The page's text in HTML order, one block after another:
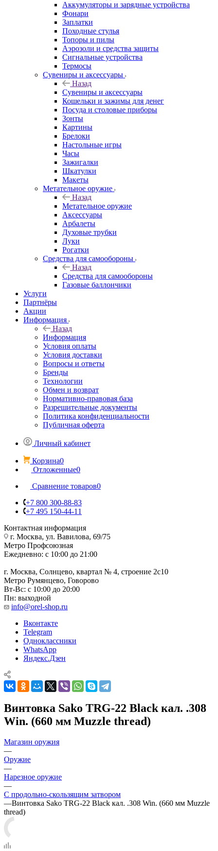
Аккумуляторы и зарядные устройства
Фонари
Заплатки
Походные стулья
Топоры и пилы
Аэрозоли и средства защиты
Сигнальные устройства
Термосы
Сувениры и аксессуары
Назад
Сувениры и аксессуары
Кошельки и зажимы для денег
Посуда и столовые приборы
Зонты
Картины
Брелоки
Настольные игры
Часы
Зажигалки
Шкатулки
Макеты
Метательное оружие
Назад
Метательное оружие
Аксессуары
Арбалеты
Духовые трубки
Луки
Рогатки
Средства для самообороны
Назад
Средства для самообороны
Газовые баллончики
Услуги
Партнёры
Акции
Информация
Назад
Информация
Условия оплаты
Условия доставки
Вопросы и ответы
Бренды
Технологии
Обмен и возврат
Нормативно-правовая база
Разрешительные документы
Политика конфиденциальности
Публичная оферта
Личный кабинет
Корзина0
Отложенные0
Сравнение товаров0
+7 800 300-88-83
+7 495 150-44-11
Контактная информация
г. Москва, ул. Вавилова, 69/75
Метро Профсоюзная
Ежедневно: с 10:00 до 21:00
г. Москва, Солнцево, квартал № 4, строение 2с10
Метро Румянцево, Говорово
Вт-Вс: с 10:00 до 20:00
Пн: выходной
info@orel-shop.ru
Вконтакте
Telegram
Одноклассники
WhatsApp
Яндекс.Дзен
Винтовка Sako TRG-22 Black кал. .308
Win. (660 мм Muzzle thread)
Магазин оружия
—
Оружие
—
Нарезное оружие
—
С продольно-скользящим затвором
—Винтовка Sako TRG-22 Black кал. .308 Win. (660 мм Muzzle
thread)